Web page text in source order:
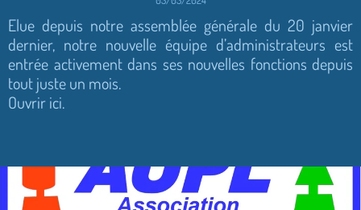
Elue depuis notre assemblée générale du 20 janvier
dernier, notre nouvelle équipe d’administrateurs est
entrée activement dans ses nouvelles fonctions depuis
tout juste un mois.
Ouvrir ici.